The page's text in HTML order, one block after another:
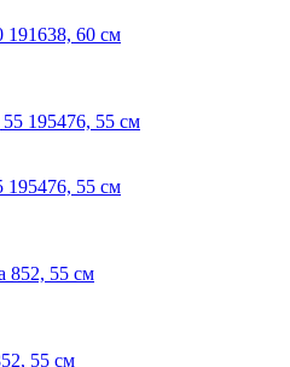
191638, 60 см
195476, 55 см
55 см